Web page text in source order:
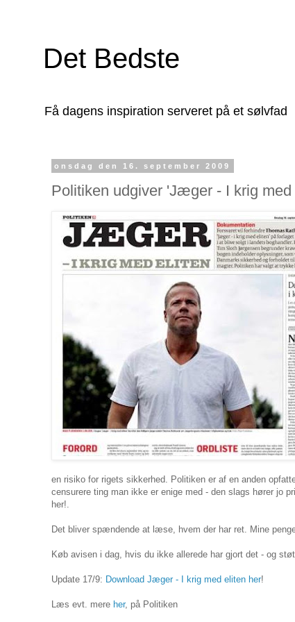
Det Bedste
Få dagens inspiration serveret på et sølvfad
onsdag den 16. september 2009
Politiken udgiver 'Jæger - I krig med
en risiko for rigets sikkerhed. Politiken er af en anden
censurere ting man ikke er enige med - den slags hører jo
her!.
Det bliver spændende at læse, hvem der har ret. Mine
Køb avisen i dag, hvis du ikke allerede har gjort det - og
Update 17/9: Download Jæger - I krig med eliten her!
Læs evt. mere her, på Politiken